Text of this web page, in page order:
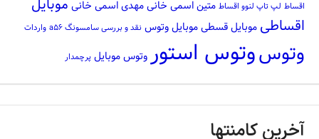
اقساط لپ تاپ لنوو اقساط متین اسمی خانیمهدی اسمی خانی
اقساطی موبایل قسطیموبایل وتوس نقد و بررسی سامسونگ a56 واردات
وتوسوتوس استور وتوس موبایل پرچمدار
آخرین کامنتها